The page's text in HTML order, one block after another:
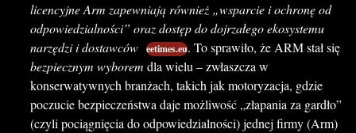
licencyjne Arm zapewniają również „wsparcie i ochronę od
odpowiedzialności” oraz dostęp do dojrzałego ekosystemu
narzędzi i dostawców eetimes.eu. To sprawiło, że ARM stał się
bezpiecznym wyborem dla wielu – zwłaszcza w
konserwatywnych branżach, takich jak motoryzacja, gdzie
poczucie bezpieczeństwa daje możliwość „złapania za gardło”
(czyli pociągnięcia do odpowiedzialności) jednej firmy (Arm)